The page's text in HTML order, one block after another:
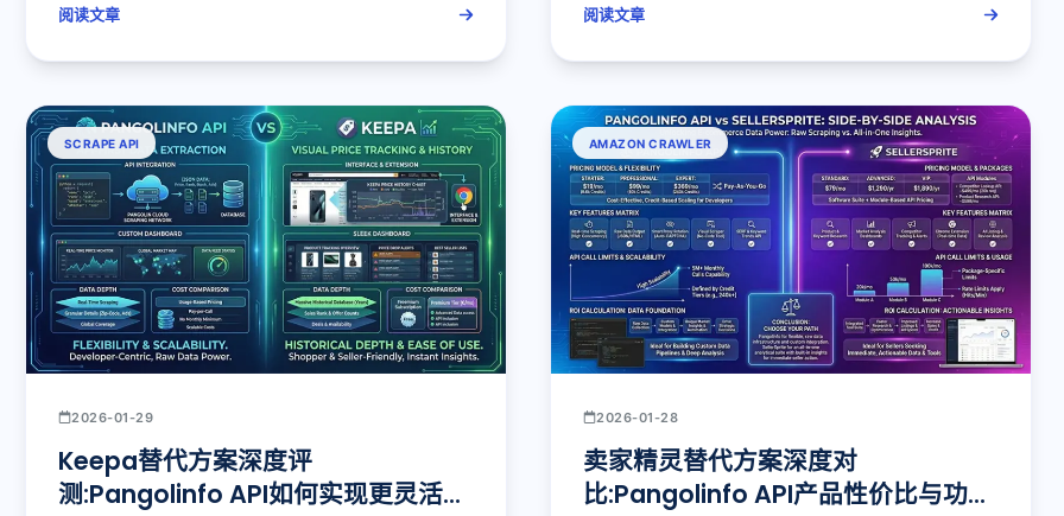
阅读文章 阅读文章
SCRAPE API
2026-01-29
Keepa替代方案深度评
测:Pangolinfo API如何实现更灵活的
AMAZON CRAWLER
2026-01-28
卖家精灵替代方案深度对
比:Pangolinfo API产品性价比与功能